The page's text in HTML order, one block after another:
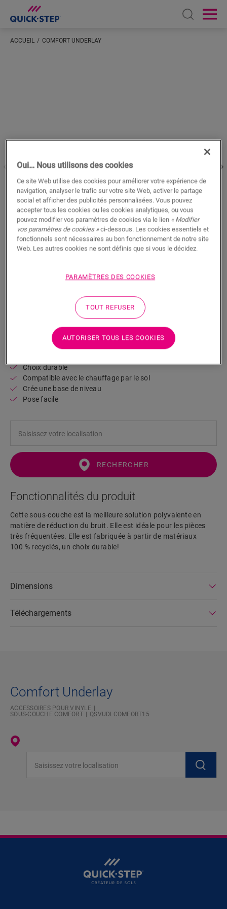
Open
ACCUEIL COMFORT UNDERLAY
Comfort Underlay
ACCESSOIRES POUR VINYLE
SOUS-COUCHE COMFORT
Excellente isolation acoustique
Pour votre sol vinyle
Choix durable
Compatible avec le chauffage par le sol
Crée une base de niveau
Pose facile
RECHERCHER
Fonctionnalités du produit
Cette sous-couche est la meilleure solution polyvalente en
matière de réduction du bruit. Elle est idéale pour les pièces
très fréquentées. Elle est fabriquée à partir de matériaux
100 % recyclés, un choix durable!
Dimensions
Téléchargements
Comfort Underlay
ACCESSOIRES POUR VINYLE
SOUS-COUCHE COMFORT
QSVUDLCOMFORT15
Oui… Nous utilisons des cookies
Ce site Web utilise des cookies pour améliorer votre expérience de
navigation, analyser le trafic sur votre site Web, activer le partage
social et afficher des publicités personnalisées. Vous pouvez
accepter tous les cookies ou les cookies analytiques, ou vous
pouvez modifier vos paramètres de cookies via le lien « Modifier
vos paramètres de cookies »ci-dessous. Les cookies essentiels et
fonctionnels sont nécessaires au bon fonctionnement de notre site
Web. Les autres cookies ne sont définis que si vous le décidez.
PARAMÈTRES DES COOKIES
TOUT REFUSER
AUTORISER TOUS LES COOKIES